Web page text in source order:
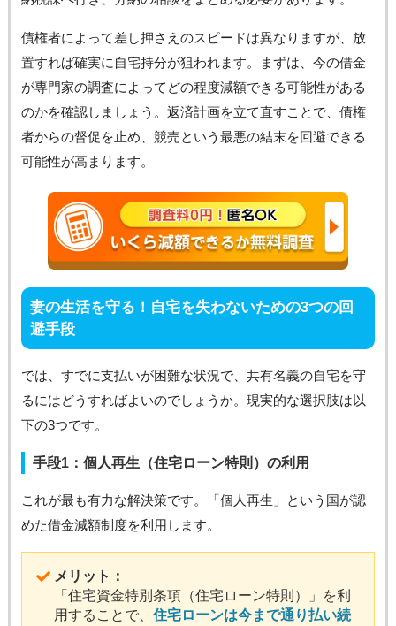
債権者によって差し押さえのスピードは異なりますが、放
置すれば確実に自宅持分が狙われます。まずは、今の借金
が専門家の調査によってどの程度減額できる可能性がある
のかを確認しましょう。返済計画を立て直すことで、債権
者からの督促を止め、競売という最悪の結末を回避できる
可能性が高まります。
妻の生活を守る！自宅を失わないための3つの回
避手段
では、すでに支払いが困難な状況で、共有名義の自宅を守
るにはどうすればよいのでしょうか。現実的な選択肢は以
下の3つです。
手段1：個人再生（住宅ローン特則）の利用
これが最も有力な解決策です。「個人再生」という国が認
めた借金減額制度を利用します。
メリット：
「住宅資金特別条項（住宅ローン特則）」を利
用することで、 住宅ローンは今まで通り払い続